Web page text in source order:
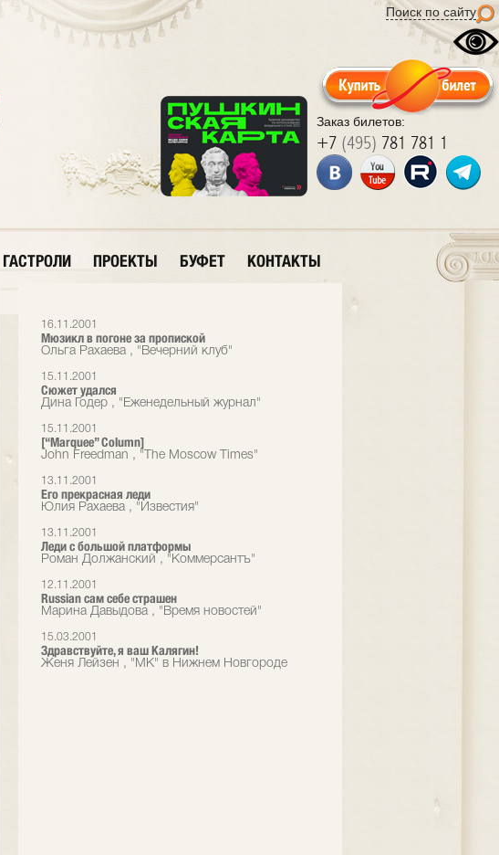
Поиск по сайту
Заказ билетов:
+7 (495) 781 781 1
ГАСТРОЛИ ПРОЕКТЫ БУФЕТ КОНТАКТЫ
16.11.2001
Мюзикл в погоне за пропиской
Ольга Рахаева , "Вечерний клуб"
15.11.2001
Сюжет удался
Дина Годер , "Еженедельный журнал"
15.11.2001
[“Marquee” Column]
John Freedman , "The Moscow Times"
13.11.2001
Его прекрасная леди
Юлия Рахаева , "Известия"
13.11.2001
Леди с большой платформы
Роман Должанский , "Коммерсантъ"
12.11.2001
Russian сам себе страшен
Марина Давыдова , "Время новостей"
15.03.2001
Здравствуйте, я ваш Калягин!
Женя Лейзен , "МК" в Нижнем Новгороде